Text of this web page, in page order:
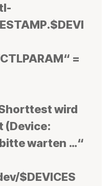
=
wird
(Device:
bitte warten …“
$DEVICES